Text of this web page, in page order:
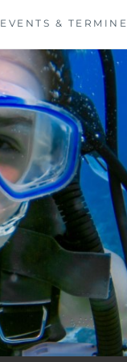
EVENTS & TERMINE